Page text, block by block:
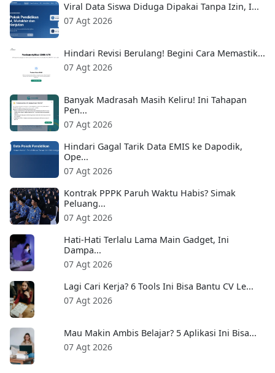
Viral Data Siswa Diduga Dipakai Tanpa Izin, I...
07 Agt 2026
Hindari Revisi Berulang! Begini Cara Memastik...
07 Agt 2026
Banyak Madrasah Masih Keliru! Ini Tahapan
Pen...
07 Agt 2026
Hindari Gagal Tarik Data EMIS ke Dapodik,
Ope...
07 Agt 2026
Kontrak PPPK Paruh Waktu Habis? Simak
Peluang...
07 Agt 2026
Hati-Hati Terlalu Lama Main Gadget, Ini
Dampa...
07 Agt 2026
Lagi Cari Kerja? 6 Tools Ini Bisa Bantu CV Le...
07 Agt 2026
Mau Makin Ambis Belajar? 5 Aplikasi Ini Bisa...
07 Agt 2026